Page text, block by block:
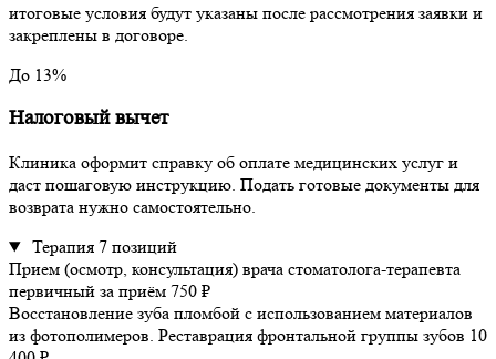
итоговые условия будут указаны после рассмотрения заявки и
закреплены в договоре.
До 13%
Налоговый вычет
Клиника оформит справку об оплате медицинских услуг и
даст пошаговую инструкцию. Подать готовые документы для
возврата нужно самостоятельно.
Терапия 7 позиций
Прием (осмотр, консультация) врача стоматолога-терапевта
первичный за приём 750 ₽
Восстановление зуба пломбой с использованием материалов
из фотополимеров. Реставрация фронтальной группы зубов 10